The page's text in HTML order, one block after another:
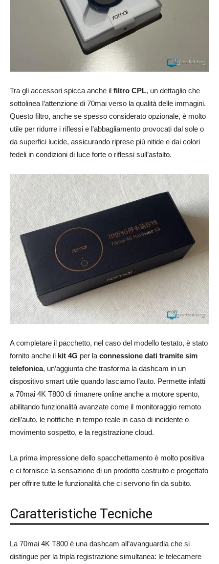
Tra gli accessori spicca anche il filtro CPL, un dettaglio che
sottolinea l’attenzione di 70mai verso la qualità delle immagini.
Questo filtro, anche se spesso considerato opzionale, è molto
utile per ridurre i riflessi e l’abbagliamento provocati dal sole o
da superfici lucide, assicurando riprese più nitide e dai colori
fedeli in condizioni di luce forte o riflessi sull’asfalto.
A completare il pacchetto, nel caso del modello testato, è stato
fornito anche il kit 4G per la connessione dati tramite sim
telefonica, un’aggiunta che trasforma la dashcam in un
dispositivo smart utile quando lasciamo l’auto. Permette infatti
a 70mai 4K T800 di rimanere online anche a motore spento,
abilitando funzionalità avanzate come il monitoraggio remoto
dell’auto, le notifiche in tempo reale in caso di incidente o
movimento sospetto, e la registrazione cloud.
La prima impressione dello spacchettamento è molto positiva
e ci fornisce la sensazione di un prodotto costruito e progettato
per offrire tutte le funzionalità che ci servono fin da subito.
Caratteristiche Tecniche
La 70mai 4K T800 è una dashcam all’avanguardia che si
distingue per la tripla registrazione simultanea: le telecamere